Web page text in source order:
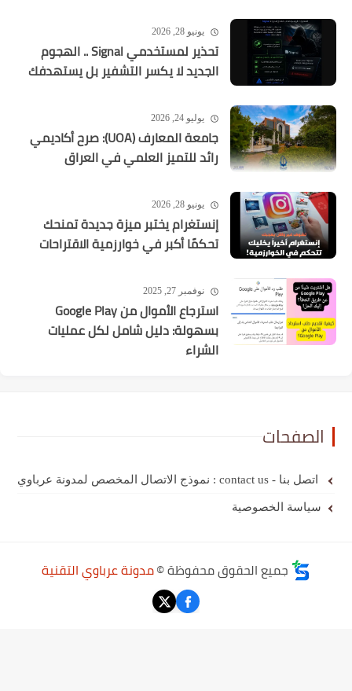
يونيو 28, 2026
تحذير لمستخدمي Signal .. الهجوم
الجديد لا يكسر التشفير بل يستهدفك
يوليو 24, 2026
جامعة المعارف (UOA): صرح أكاديمي
رائد للتميز العلمي في العراق
يونيو 28, 2026
إنستغرام يختبر ميزة جديدة تمنحك
تحكمًا أكبر في خوارزمية الاقتراحات
نوفمبر 27, 2025
استرجاع الأموال من Google Play
بسهولة: دليل شامل لكل عمليات
الشراء
الصفحات
اتصل بنا - contact us : نموذج الاتصال المخصص لمدونة عرباوي
سياسة الخصوصية
جميع الحقوق محفوظة ©مدونة عرباوي التقنية